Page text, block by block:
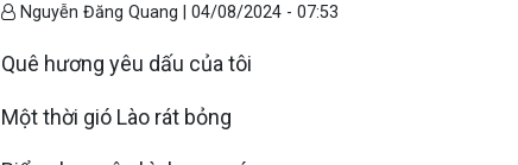
Nguyễn Đăng Quang |04/08/2024 - 07:53
Quê hương yêu dấu của tôi
Một thời gió Lào rát bỏng